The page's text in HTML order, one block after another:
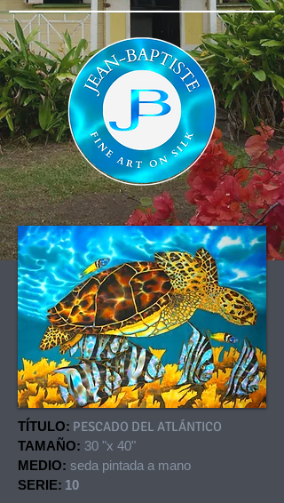
TÍTULO: PESCADO DEL ATLÁNTICO
TAMAÑO: 30 "x 40"
MEDIO: seda pintada a mano
SERIE: 10